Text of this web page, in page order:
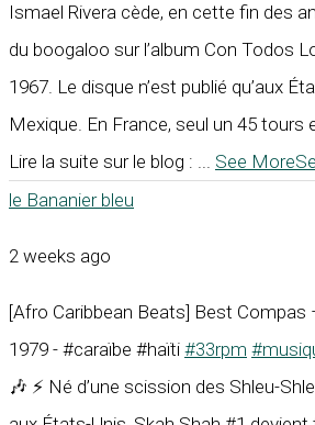
Ismael Rivera cède, en cette fin des
du boogaloo sur l’album Con Todos
1967. Le disque n’est publié qu’aux
Mexique. En France, seul un 45 tours
Lire la suite sur le blog : ... See More
le Bananier bleu
2 weeks ago
[Afro Caribbean Beats] Best Compas
1979 - #caraïbe #haïti #33rpm
🎶 ⚡ Né d’une scission des Shleu-